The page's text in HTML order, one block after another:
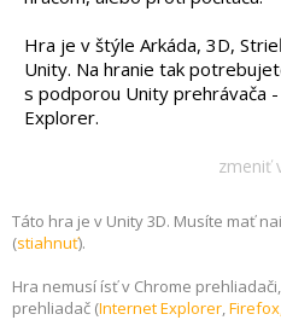
Hra je v štýle Arkáda, 3D,
Unity. Na hranie tak
s podporou Unity prehrávača
Explorer.
zmeniť
Táto hra je v Unity 3D. Musíte mať
(stiahnuť).
Hra nemusí ísť v Chrome
prehliadač (Internet Explorer,